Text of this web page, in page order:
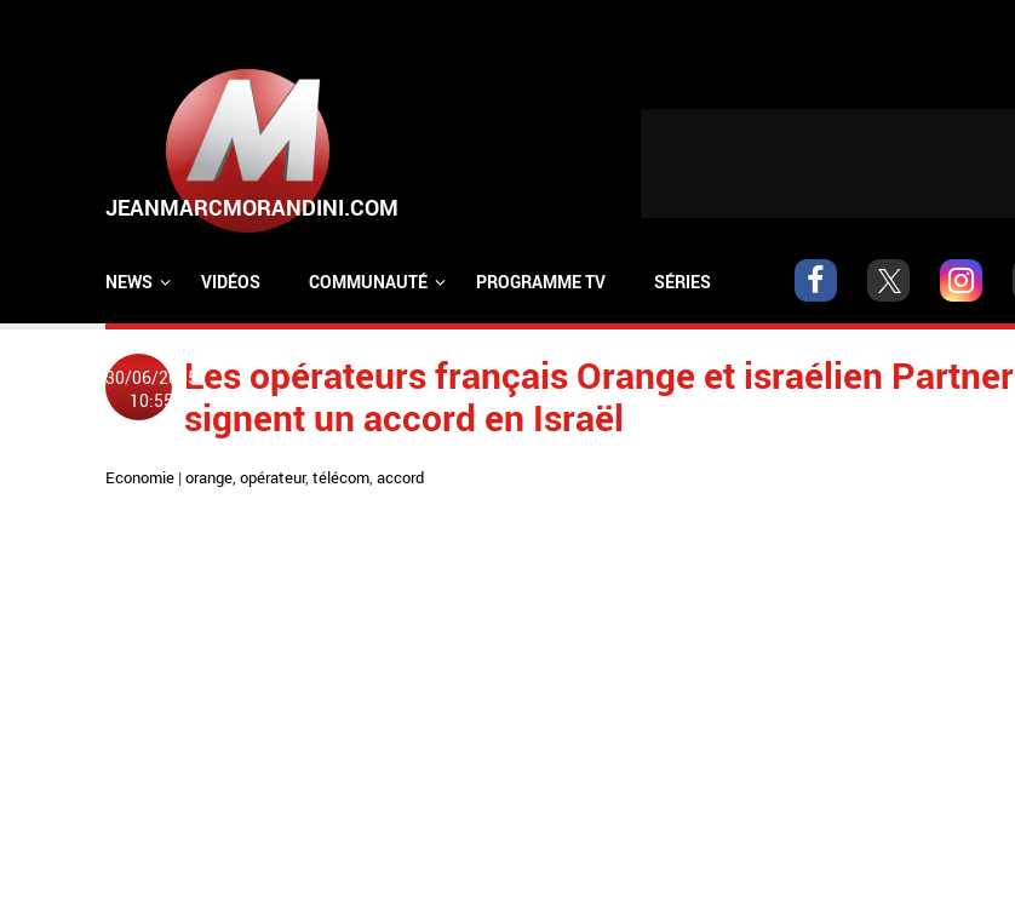
NEWS VIDÉOS COMMUNAUTÉ PROGRAMME TV SÉRIES
30/06/2015
10:55
Les opérateurs français Orange et israélien Partner
signent un accord en Israël
Economie | orange, opérateur, télécom, accord